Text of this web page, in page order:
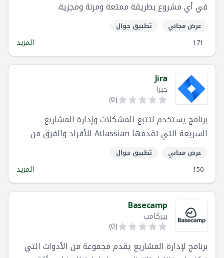
في أي مشروع بطريقة ممتعة ومرنة ومجزية.
عرض مجاني
تطبيق جوال
171
المزيد
Jira
جيرا
(
0
)
برنامج يستخدم لتتبع المشكلات وإدارة المشاريع
السريعة التي تقدمها Atlassian للأفراد والفرق من
جميع الأحجام
عرض مجاني
تطبيق جوال
150
المزيد
Basecamp
بيزكامب
(
0
)
برنامج لإدارة المشاريع يقدم مجموعة من الأدوات التي